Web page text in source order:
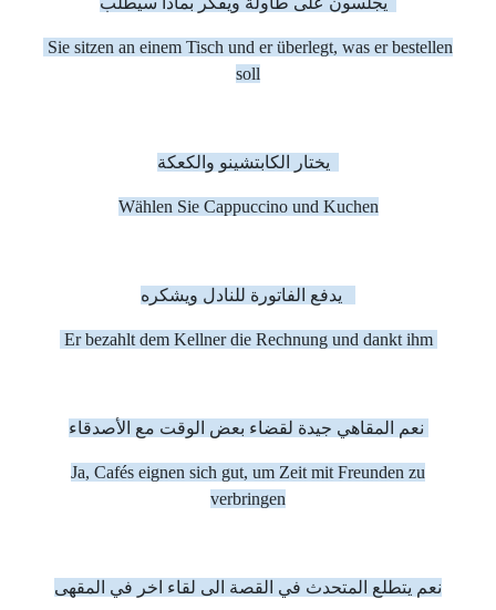
Sie sitzen an einem Tisch und er überlegt, was er bestellen
soll
Wählen Sie Cappuccino und Kuchen
Er bezahlt dem Kellner die Rechnung und dankt ihm
Ja, Cafés eignen sich gut, um Zeit mit Freunden zu
verbringen
نعم يتطلع المتحدث في القصة الى لقاء اخر في المقهى